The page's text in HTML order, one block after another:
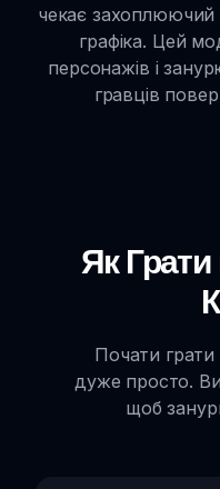
чекає захоплюючий
графіка. Цей
персонажів і
гравців
Як
Почати
дуже просто.
щоб